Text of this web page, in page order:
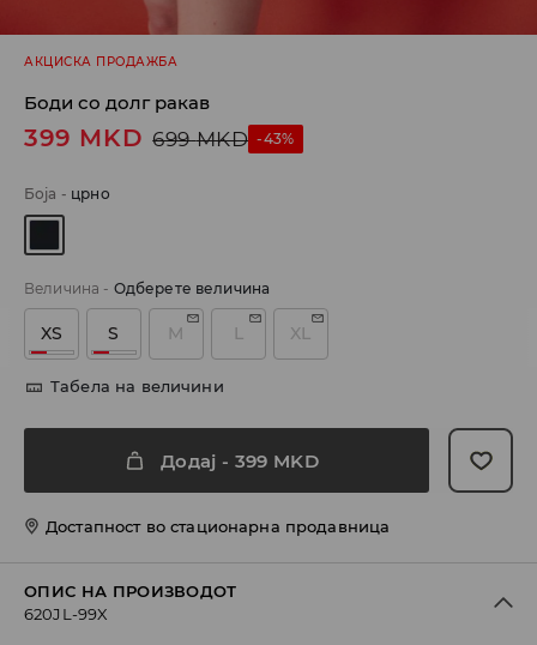
АКЦИСКА ПРОДАЖБА
Боди со долг ракав
399 MKD 699 MKD -43%
Боја - црно
Величина - Одберете величина
XS S M L XL
Табела на величини
Додај - 399 MKD
Достапност во стационарна продавница
ОПИС НА ПРОИЗВОДОТ
620JL-99X